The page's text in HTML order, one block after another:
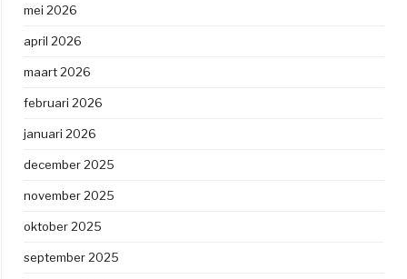
mei 2026
april 2026
maart 2026
februari 2026
januari 2026
december 2025
november 2025
oktober 2025
september 2025